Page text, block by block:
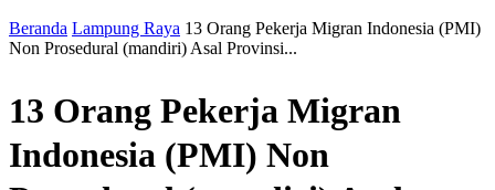
Beranda Lampung Raya 13 Orang Pekerja Migran Indonesia (PMI)
Non Prosedural (mandiri) Asal Provinsi...
13 Orang Pekerja Migran
Indonesia (PMI) Non